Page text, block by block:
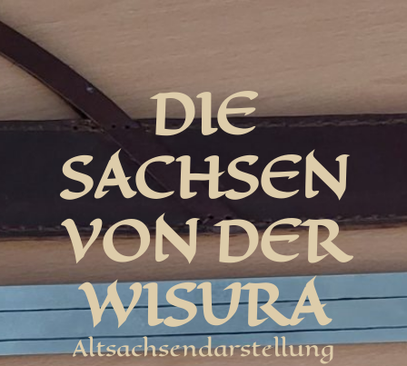
DIE
SACHSEN
VON DER
WISURA
Altsachsendarstellung